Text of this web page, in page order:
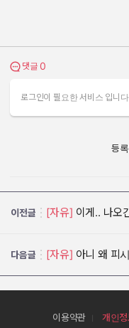
댓글 보기
댓글 0
로그인이 필요한 서비스 입니
등
이전글 [자유] 이게.. 나오
다음글 [자유] 아니 왜 피
이용약관 개인